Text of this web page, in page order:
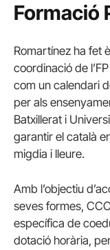
Formació
Romartínez ha fet
coordinació de
com un calendari
per als
Batxillerat i
garantir el català
migdia i lleure.
Amb l’objectiu
seves formes,
específica de
dotació horària,